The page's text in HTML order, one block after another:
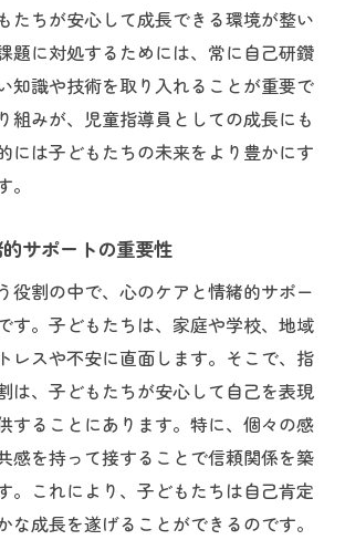
析と適性の確認方法
たちが安心して成長できる環境が整い
題に対処するためには、常に自己研鑽
知識や技術を取り入れることが重要で
組みが、児童指導員としての成長にも
には子どもたちの未来をより豊かにす
サポートの重要性
役割の中で、心のケアと情緒的サポー
す。子どもたちは、家庭や学校、地域
レスや不安に直面します。そこで、指
は、子どもたちが安心して自己を表現
することにあります。特に、個々の感
感を持って接することで信頼関係を築
。これにより、子どもたちは自己肯定
な成長を遂げることができるのです。